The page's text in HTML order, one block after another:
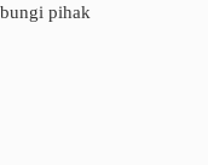
pihak